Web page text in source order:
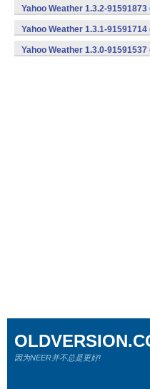
Yahoo Weather 1.3.2-
Yahoo Weather 1.3.1-
Yahoo Weather 1.3.0-
因为NEER并不总是更好!